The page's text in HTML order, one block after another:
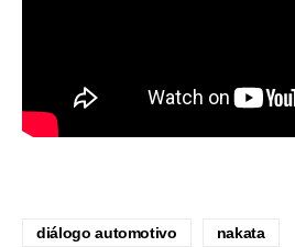
diálogo automotivo nakata